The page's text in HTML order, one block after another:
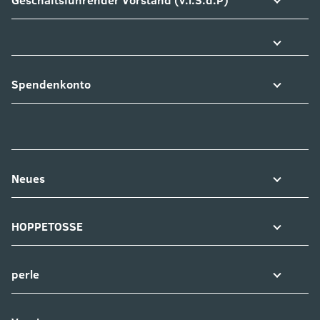
Spendenkonto
Neues
HOPPETOSSE
perle